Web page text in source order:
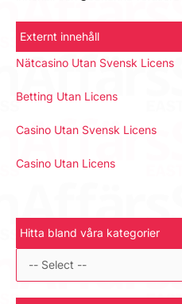
Externt innehåll
Nätcasino Utan Svensk Licens
Betting Utan Licens
Casino Utan Svensk Licens
Casino Utan Licens
Hitta bland våra kategorier